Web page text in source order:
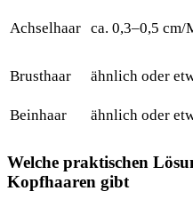
Achselhaar ca. 0,3–0,5 cm/
Brusthaar
ähnlich oder
Beinhaar
ähnlich oder
Welche praktischen
Kopfhaaren gibt